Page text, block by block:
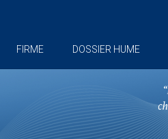
FIRME DOSSIER HUME